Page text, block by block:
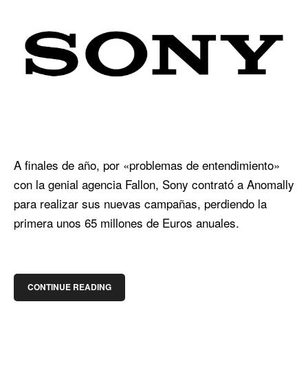
A finales de año, por «problemas de entendimiento»
con la genial agencia Fallon, Sony contrató a Anomally
para realizar sus nuevas campañas, perdiendo la
primera unos 65 millones de Euros anuales.
CONTINUE READING